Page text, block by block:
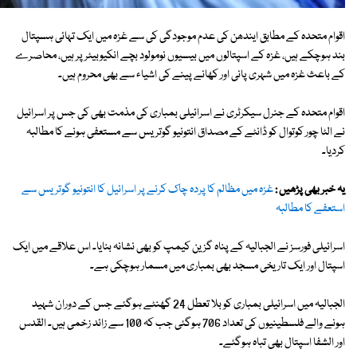
اقوام متحدہ کے مطابق ایندھن کی عدم موجودگی کی سے غزہ میں ایک تہائی ہسپتال
بند ہوچکے ہیں، غزہ کے اسپتالوں میں بیسیوں نومولود بچے انکیوبیٹر پر ہیں، محاصرے
کے باعث غزہ میں شہری پانی اور کھانے پینے کی اشیاء سے بھی محروم ہیں۔
اقوام متحدہ کے جنرل سیکرٹری نے اسرائیلی بمباری کی مذمت بھی کی جس پر اسرائیل
نے الٹا چور کوتوال کو ڈانٹے کے مصداق انتونیو گوتریس سے مستعفی ہونے کا مطالبہ
کردیا۔
یہ خبر بھی پڑھیں :غزہ میں مظالم کا پردہ چاک کرنے پر اسرائیل کا انتونیو گوتریس سے
استعفے کا مطالبہ
اسرائیلی فورسز نے الجبالیہ کے پناہ گزین کیمپ کو بھی نشانہ بنایا۔ اس علاقے میں ایک
اسپتال اور ایک تاریخی مسجد بھی بمباری میں مسمار ہوچکی ہے۔
الجبالیہ میں اسرائیلی بمباری کو بلا تعطل 24 گھنٹے ہوگئے جس کے دوران شہید
ہونے والے فلسطینیوں کی تعداد 706 ہوگئی جب کہ 100 سے زائد زخمی ہیں۔ القدس
اور الشفا اسپتال بھی تباہ ہوگئے۔